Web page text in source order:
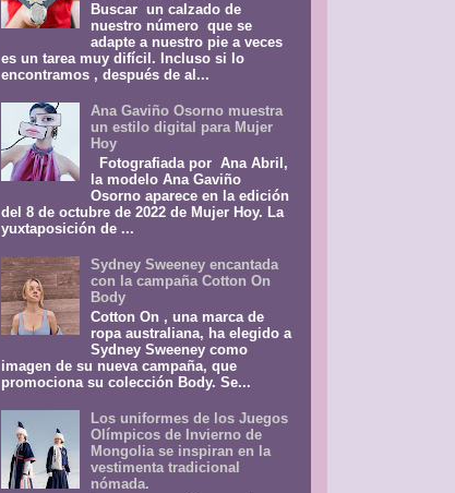
Buscar un calzado de
nuestro número que se
adapte a nuestro pie a veces
es un tarea muy difícil. Incluso si lo
encontramos , después de al...
Ana Gaviño Osorno muestra
un estilo digital para Mujer
Hoy
Fotografiada por Ana Abril,
la modelo Ana Gaviño
Osorno aparece en la edición
del 8 de octubre de 2022 de Mujer Hoy. La
yuxtaposición de ...
Sydney Sweeney encantada
con la campaña Cotton On
Body
Cotton On , una marca de
ropa australiana, ha elegido a
Sydney Sweeney como
imagen de su nueva campaña, que
promociona su colección Body. Se...
Los uniformes de los Juegos
Olímpicos de Invierno de
Mongolia se inspiran en la
vestimenta tradicional
nómada.